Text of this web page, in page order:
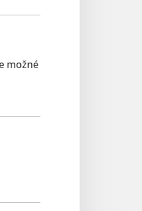
možné